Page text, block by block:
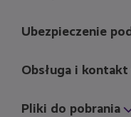
Ubezpieczenie
Obsługa i kontakt
Pliki do pobrania